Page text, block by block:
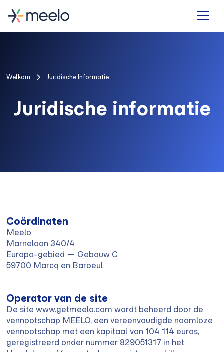
Welkom Juridische Informatie
Juridische informatie
Coördinaten
Meelo
Marnelaan 340/4
Europa-gebied — Gebouw C
59700 Marcq en Baroeul
Operator van de site
De site www.getmeelo.com wordt beheerd door de
vennootschap MEELO, een vereenvoudigde naamloze
vennootschap met een kapitaal van 104 114 euros,
geregistreerd onder nummer 829051317 in het